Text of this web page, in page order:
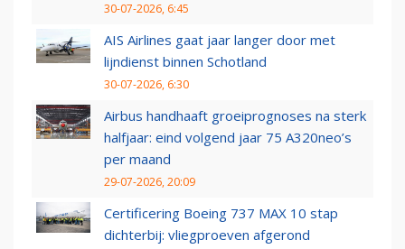
30-07-2026, 6:45
AIS Airlines gaat jaar langer door met
lijndienst binnen Schotland
30-07-2026, 6:30
Airbus handhaaft groeiprognoses na sterk
halfjaar: eind volgend jaar 75 A320neo’s
per maand
29-07-2026, 20:09
Certificering Boeing 737 MAX 10 stap
dichterbij: vliegproeven afgerond